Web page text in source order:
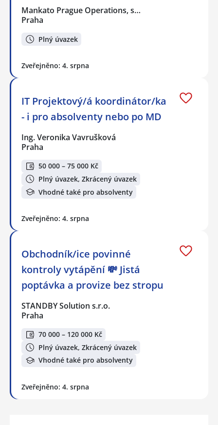
Mankato Prague Operations, s…
Praha
Plný úvazek
Zveřejněno: 4. srpna
IT Projektový/á koordinátor/ka
- i pro absolventy nebo po MD
Ing. Veronika Vavrušková
Praha
50 000 – 75 000 Kč
Plný úvazek, Zkrácený úvazek
Vhodné také pro absolventy
Zveřejněno: 4. srpna
Obchodník/ice povinné
kontroly vytápění 💸 Jistá
poptávka a provize bez stropu
STANDBY Solution s.r.o.
Praha
70 000 – 120 000 Kč
Plný úvazek, Zkrácený úvazek
Vhodné také pro absolventy
Zveřejněno: 4. srpna